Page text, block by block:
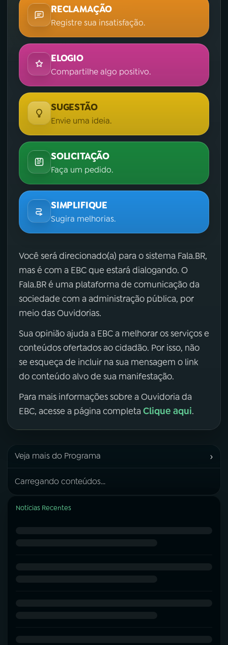
RECLAMAÇÃO
Registre sua insatisfação.
ELOGIO
Compartilhe algo positivo.
SUGESTÃO
Envie uma ideia.
SOLICITAÇÃO
Faça um pedido.
SIMPLIFIQUE
Sugira melhorias.
Você será direcionado(a) para o sistema Fala.BR,
mas é com a EBC que estará dialogando. O
Fala.BR é uma plataforma de comunicação da
sociedade com a administração pública, por
meio das Ouvidorias.
Sua opinião ajuda a EBC a melhorar os serviços e
conteúdos ofertados ao cidadão. Por isso, não
se esqueça de incluir na sua mensagem o link
do conteúdo alvo de sua manifestação.
Para mais informações sobre a Ouvidoria da
EBC, acesse a página completa Clique aqui.
Veja mais do Programa ›
Carregando conteúdos...
Notícias Recentes